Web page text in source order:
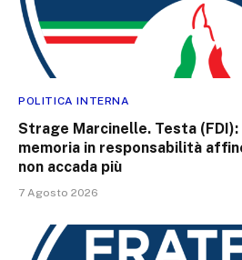
POLITICA INTERNA
Strage Marcinelle. Testa
memoria in responsabilità
non accada più
7 Agosto 2026